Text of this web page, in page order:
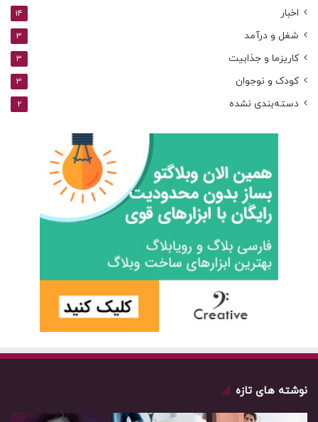
اخبار 14
شغل و درآمد 3
کاریزما و جذابیت 3
کودک و نوجوان 3
دسته‌بندی نشده 2
نوشته های تازه